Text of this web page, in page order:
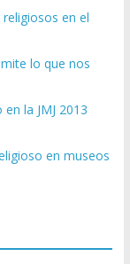
en el
lo que nos
la JMJ 2013
en museos